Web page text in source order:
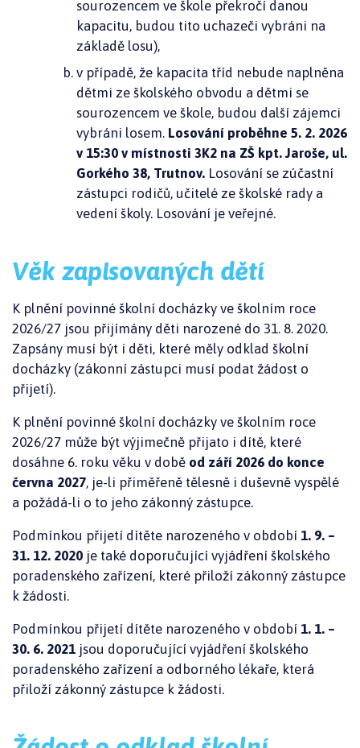
sourozencem ve škole překročí danou
kapacitu, budou tito uchazeči vybráni na
základě losu),
v případě, že kapacita tříd nebude naplněna
dětmi ze školského obvodu a dětmi se
sourozencem ve škole, budou další zájemci
vybráni losem. Losování proběhne 5. 2. 2026
v 15:30 v místnosti 3K2 na ZŠ kpt. Jaroše, ul.
Gorkého 38, Trutnov. Losování se zúčastní
zástupci rodičů, učitelé ze školské rady a
vedení školy. Losování je veřejné.
Věk zapisovaných dětí
K plnění povinné školní docházky ve školním roce
2026/27 jsou přijímány děti narozené do 31. 8. 2020.
Zapsány musí být i děti, které měly odklad školní
docházky (zákonní zástupci musí podat žádost o
přijetí).
K plnění povinné školní docházky ve školním roce
2026/27 může být výjimečně přijato i dítě, které
dosáhne 6. roku věku v době od září 2026 do konce
června 2027, je-li přiměřeně tělesně i duševně vyspělé
a požádá-li o to jeho zákonný zástupce.
Podmínkou přijetí dítěte narozeného v období 1. 9. –
31. 12. 2020 je také doporučující vyjádření školského
poradenského zařízení, které přiloží zákonný zástupce
k žádosti.
Podmínkou přijetí dítěte narozeného v období 1. 1. –
30. 6. 2021 jsou doporučující vyjádření školského
poradenského zařízení a odborného lékaře, která
přiloží zákonný zástupce k žádosti.